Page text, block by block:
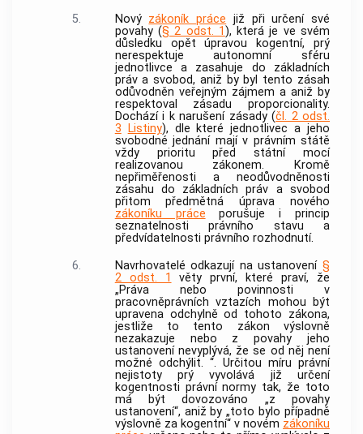
5.
Nový zákoník práce již při určení své
povahy (§ 2 odst. 1), která je ve svém
důsledku opět úpravou kogentní, prý
nerespektuje autonomní sféru
jednotlivce a zasahuje do základních
práv a svobod, aniž by byl tento zásah
odůvodněn veřejným zájmem a aniž by
respektoval zásadu proporcionality.
Dochází i k narušení zásady (čl. 2 odst.
3
Listiny), dle které jednotlivec a jeho
svobodné jednání mají v právním státě
vždy prioritu před státní mocí
realizovanou zákonem. Kromě
nepřiměřenosti a neodůvodněnosti
zásahu do základních práv a svobod
přitom předmětná úprava nového
zákoníku práce porušuje i princip
seznatelnosti právního stavu a
předvídatelnosti právního rozhodnutí.
6.
Navrhovatelé odkazují na ustanovení §
2 odst. 1
věty první, které praví, že
„Práva nebo povinnosti v
pracovněprávních vztazích mohou být
upravena odchylně od tohoto zákona,
jestliže to tento zákon výslovně
nezakazuje nebo z povahy jeho
ustanovení nevyplývá, že se od něj není
možné odchýlit. “. Určitou míru právní
nejistoty prý vyvolává již určení
kogentnosti právní normy tak, že toto
má být dovozováno „z povahy
ustanovení“, aniž by „toto bylo případně
výslovně za kogentní“ v novém zákoníku